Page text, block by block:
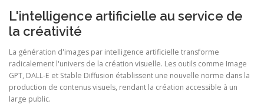
L'intelligence artificielle au service de
la créativité
La génération d'images par intelligence artificielle transforme
radicalement l'univers de la création visuelle. Les outils comme Image
GPT, DALL-E et Stable Diffusion établissent une nouvelle norme dans la
production de contenus visuels, rendant la création accessible à un
large public.